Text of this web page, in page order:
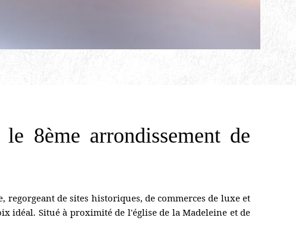
8ème arrondissement de
de sites historiques, de commerces de luxe et
idéal. Situé à proximité de l'église de la Madeleine et de